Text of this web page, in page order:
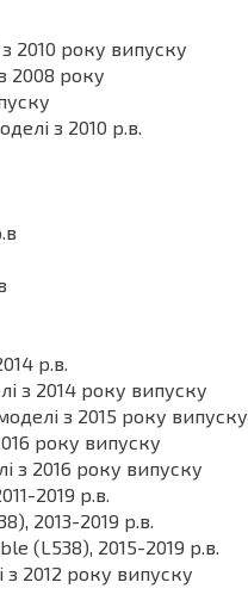
2010 року випуску
2008 року
з 2010 р.в.
р.в.
з 2014 року випуску
з 2015 року випуску
року випуску
з 2016 року випуску
2019 р.в.
2013-2019 р.в.
(L538), 2015-2019 р.в.
з 2012 року випуску